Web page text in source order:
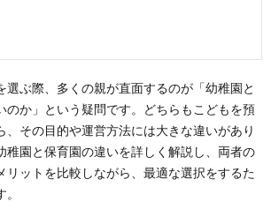
選ぶ際、多くの親が直面するのが「幼稚園と
のか」という疑問です。どちらもこどもを預
、その目的や運営方法には大きな違いがあり
稚園と保育園の違いを詳しく解説し、両者の
リットを比較しながら、最適な選択をするた